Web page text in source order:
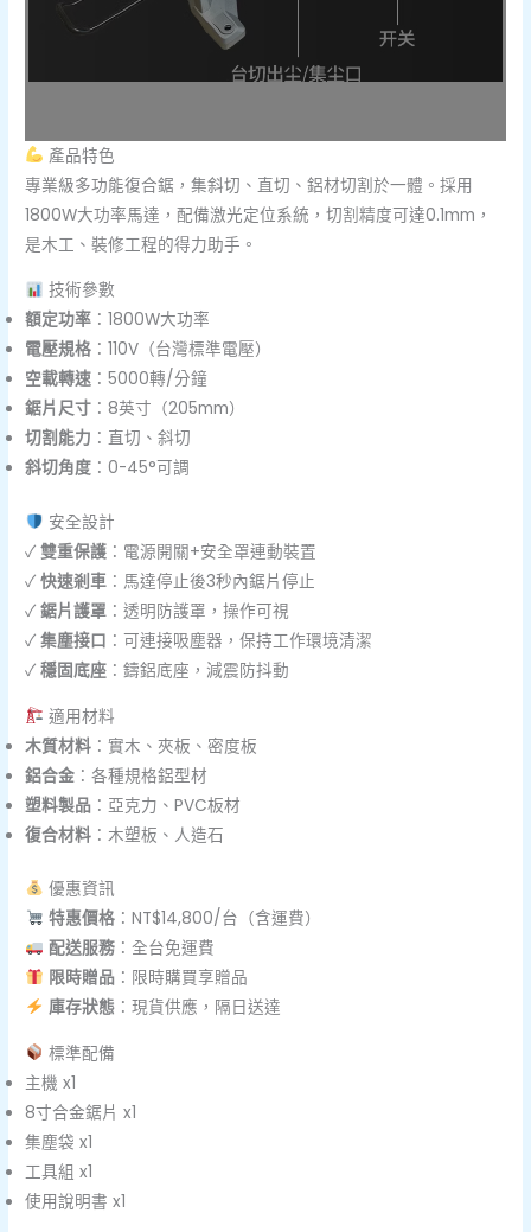
產品特色
專業級多功能復合鋸，集斜切、直切、鋁材切割於一體。採用
1800W大功率馬達，配備激光定位系統，切割精度可達0.1mm，
是木工、裝修工程的得力助手。
技術參數
額定功率 ：1800W大功率
電壓規格 ：110V（台灣標準電壓）
空載轉速 ：5000轉/分鐘
鋸片尺寸 ：8英寸（205mm）
切割能力 ：直切、斜切
斜切角度 ：0-45°可調
安全設計
✓雙重保護 ：電源開關+安全罩連動裝置
✓快速剎車 ：馬達停止後3秒內鋸片停止
✓鋸片護罩 ：透明防護罩，操作可視
✓集塵接口 ：可連接吸塵器，保持工作環境清潔
✓穩固底座 ：鑄鋁底座，減震防抖動
適用材料
木質材料 ：實木、夾板、密度板
鋁合金 ：各種規格鋁型材
塑料製品 ：亞克力、PVC板材
復合材料 ：木塑板、人造石
優惠資訊
特惠價格：NT$14,800/台（含運費）
配送服務：全台免運費
限時贈品：限時購買享贈品
庫存狀態：現貨供應，隔日送達
標準配備
主機 x1
8寸合金鋸片 x1
集塵袋 x1
工具組 x1
使用說明書 x1